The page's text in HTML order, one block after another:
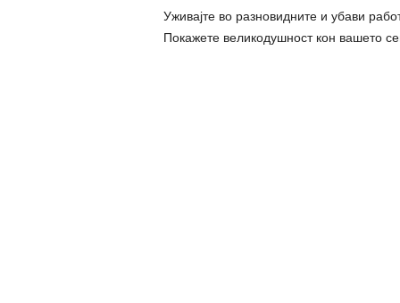
Уживајте во разновидните и убави
Покажете великодушност кон вашето